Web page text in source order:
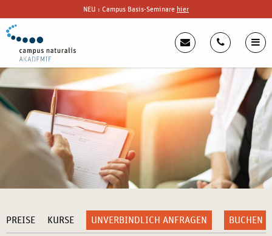
NEU : Campus Basis-Seminare hier
PREISE KURSE UNVERBINDLICH ANFRAGEN BUCHEN